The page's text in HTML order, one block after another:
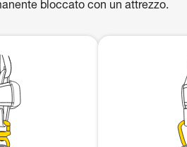
bloccato con un attrezzo.